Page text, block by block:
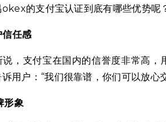
的支付宝认证到底有哪些优势呢
信任感
说，支付宝在国内的信誉度非常高
用户：“我们很靠谱，你们可以放心
形象